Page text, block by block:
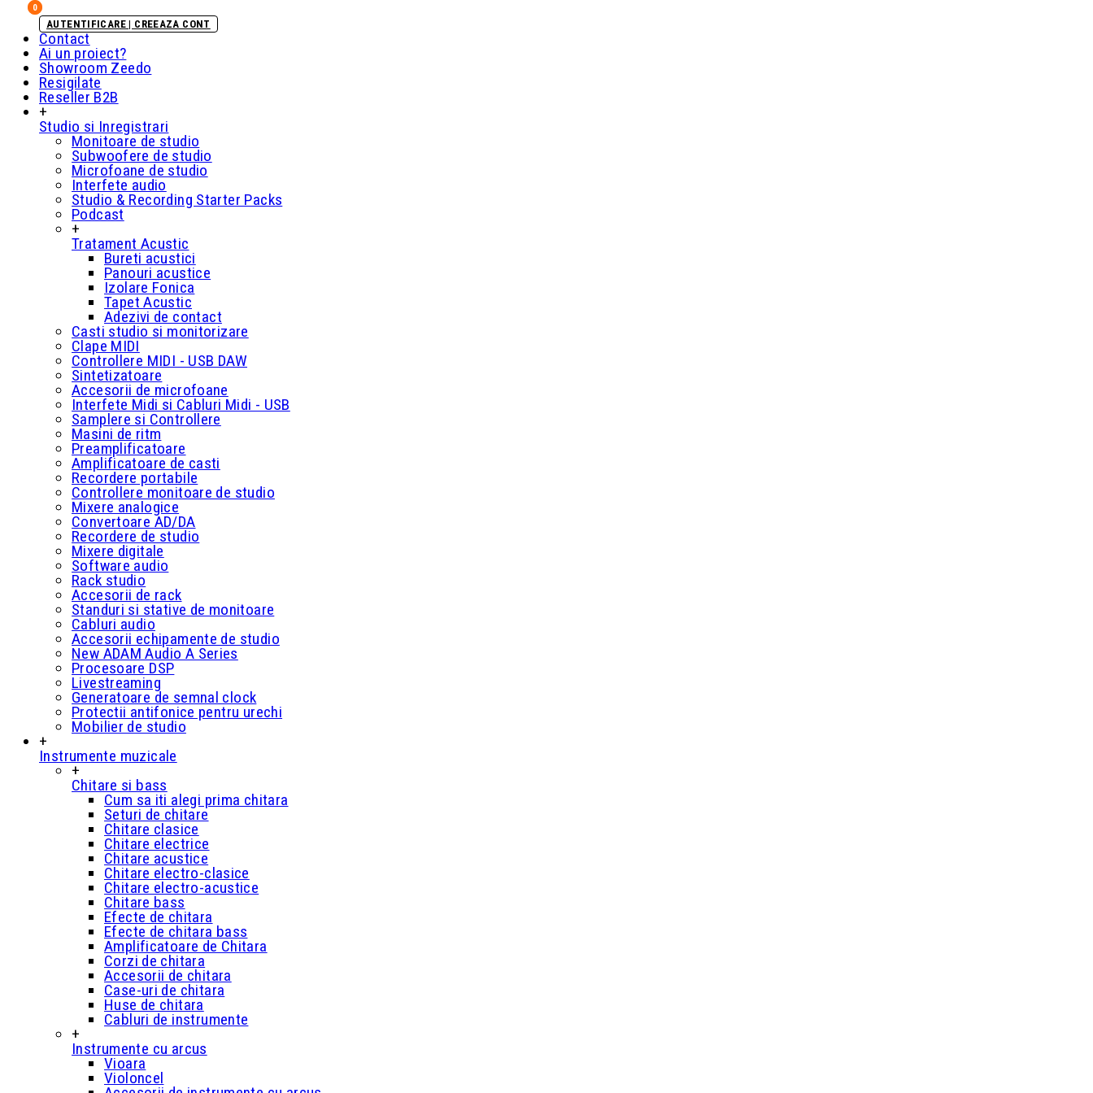
AUTENTIFICARE | CREEAZA CONT
Contact
Ai un proiect?
Showroom Zeedo
Resigilate
Reseller B2B
+
Studio si Inregistrari
Monitoare de studio
Subwoofere de studio
Microfoane de studio
Interfete audio
Studio & Recording Starter Packs
Podcast
+
Tratament Acustic
Bureti acustici
Panouri acustice
Izolare Fonica
Tapet Acustic
Adezivi de contact
Casti studio si monitorizare
Clape MIDI
Controllere MIDI - USB DAW
Sintetizatoare
Accesorii de microfoane
Interfete Midi si Cabluri Midi - USB
Samplere si Controllere
Masini de ritm
Preamplificatoare
Amplificatoare de casti
Recordere portabile
Controllere monitoare de studio
Mixere analogice
Convertoare AD/DA
Recordere de studio
Mixere digitale
Software audio
Rack studio
Accesorii de rack
Standuri si stative de monitoare
Cabluri audio
Accesorii echipamente de studio
New ADAM Audio A Series
Procesoare DSP
Livestreaming
Generatoare de semnal clock
Protectii antifonice pentru urechi
Mobilier de studio
+
Instrumente muzicale
+
Chitare si bass
Cum sa iti alegi prima chitara
Seturi de chitare
Chitare clasice
Chitare electrice
Chitare acustice
Chitare electro-clasice
Chitare electro-acustice
Chitare bass
Efecte de chitara
Efecte de chitara bass
Amplificatoare de Chitara
Corzi de chitara
Accesorii de chitara
Case-uri de chitara
Huse de chitara
Cabluri de instrumente
+
Instrumente cu arcus
Vioara
Violoncel
0
0